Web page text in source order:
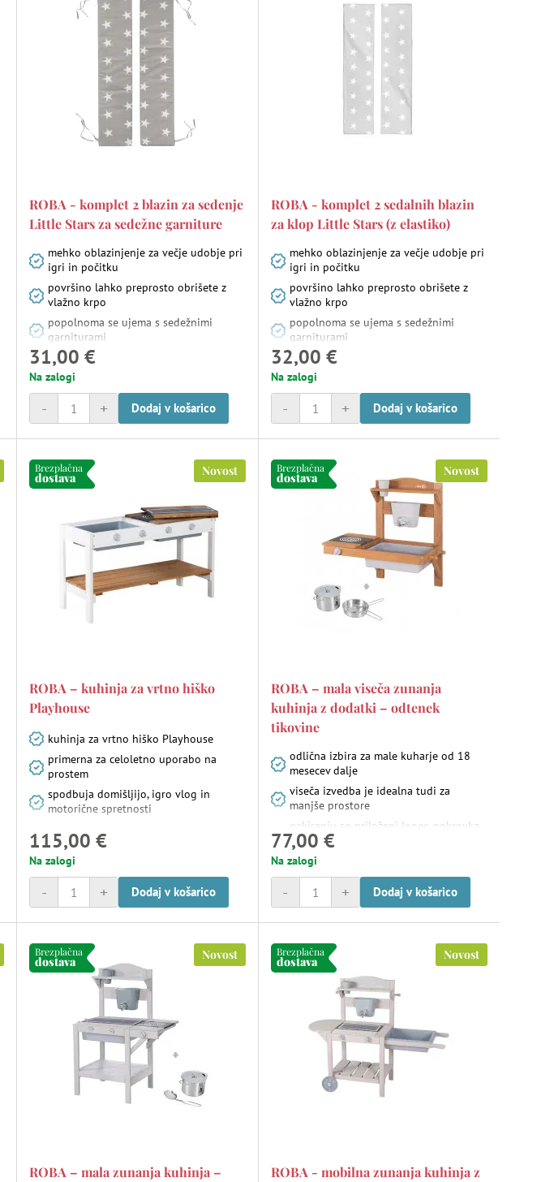
ROBA - komplet 2 blazin za sedenje
Little Stars za sedežne garniture
mehko oblazinjenje za večje udobje pri
igri in počitku
površino lahko preprosto obrišete z
vlažno krpo
popolnoma se ujema s sedežnimi
garniturami
31,00 €
Na zalogi
+
- Dodaj v košarico
ROBA - komplet 2 sedalnih blazin
za klop Little Stars (z elastiko)
mehko oblazinjenje za večje udobje pri
igri in počitku
površino lahko preprosto obrišete z
vlažno krpo
popolnoma se ujema s sedežnimi
garniturami
32,00 €
Na zalogi
+
- Dodaj v košarico
Brezplačna
dostava Novost
ROBA – kuhinja za vrtno hiško
Playhouse
kuhinja za vrtno hiško Playhouse
primerna za celoletno uporabo na
prostem
spodbuja domišljijo, igro vlog in
motorične spretnosti
115,00 €
Na zalogi
+
- Dodaj v košarico
Brezplačna
dostava Novost
ROBA – mala viseča zunanja
kuhinja z dodatki – odtenek
tikovine
odlična izbira za male kuharje od 18
mesecev dalje
viseča izvedba je idealna tudi za
manjše prostore
pakiranju so priloženi lonec, pokrovka
in lopatka
77,00 €
Na zalogi
+
- Dodaj v košarico
Brezplačna
dostava Novost
ROBA – mala zunanja kuhinja –
Brezplačna
dostava Novost
ROBA - mobilna zunanja kuhinja z